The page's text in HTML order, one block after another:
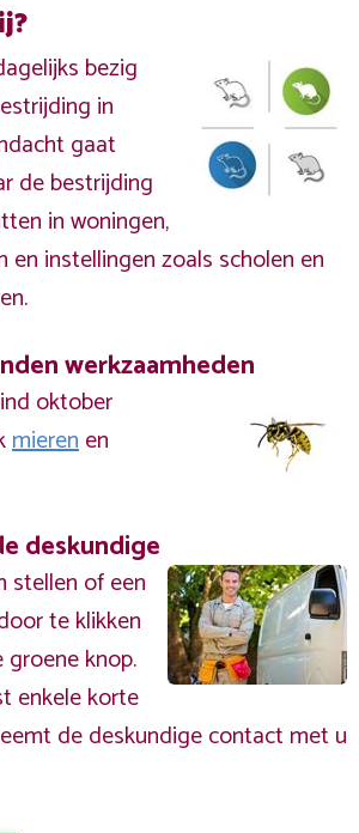
bezig
in
gaat
de bestrijding
in woningen,
en instellingen zoals scholen en
werkzaamheden
oktober
mierenen
deskundige
stellen of een
te klikken
knop.
enkele korte
de deskundige contact met u